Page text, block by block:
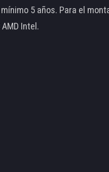
5 años. Para el
AMD Intel.